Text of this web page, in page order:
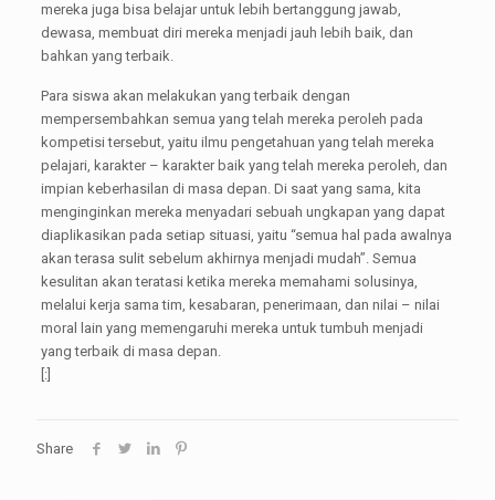
mereka juga bisa belajar untuk lebih bertanggung jawab,
dewasa, membuat diri mereka menjadi jauh lebih baik, dan
bahkan yang terbaik.
Para siswa akan melakukan yang terbaik dengan
mempersembahkan semua yang telah mereka peroleh pada
kompetisi tersebut, yaitu ilmu pengetahuan yang telah mereka
pelajari, karakter – karakter baik yang telah mereka peroleh, dan
impian keberhasilan di masa depan. Di saat yang sama, kita
menginginkan mereka menyadari sebuah ungkapan yang dapat
diaplikasikan pada setiap situasi, yaitu “semua hal pada awalnya
akan terasa sulit sebelum akhirnya menjadi mudah”. Semua
kesulitan akan teratasi ketika mereka memahami solusinya,
melalui kerja sama tim, kesabaran, penerimaan, dan nilai – nilai
moral lain yang memengaruhi mereka untuk tumbuh menjadi
yang terbaik di masa depan.
[:]
Share